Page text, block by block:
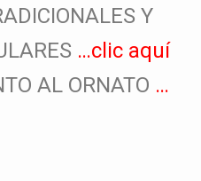
Y
…clic aquí
AL ORNATO …